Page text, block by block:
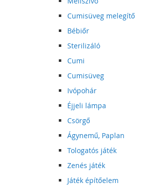
Cumisüveg melegítő
Bébiőr
Sterilizáló
Cumi
Cumisüveg
Ivópohár
Éjjeli lámpa
Csörgő
Ágynemű, Paplan
Tologatós játék
Zenés játék
Játék építőelem